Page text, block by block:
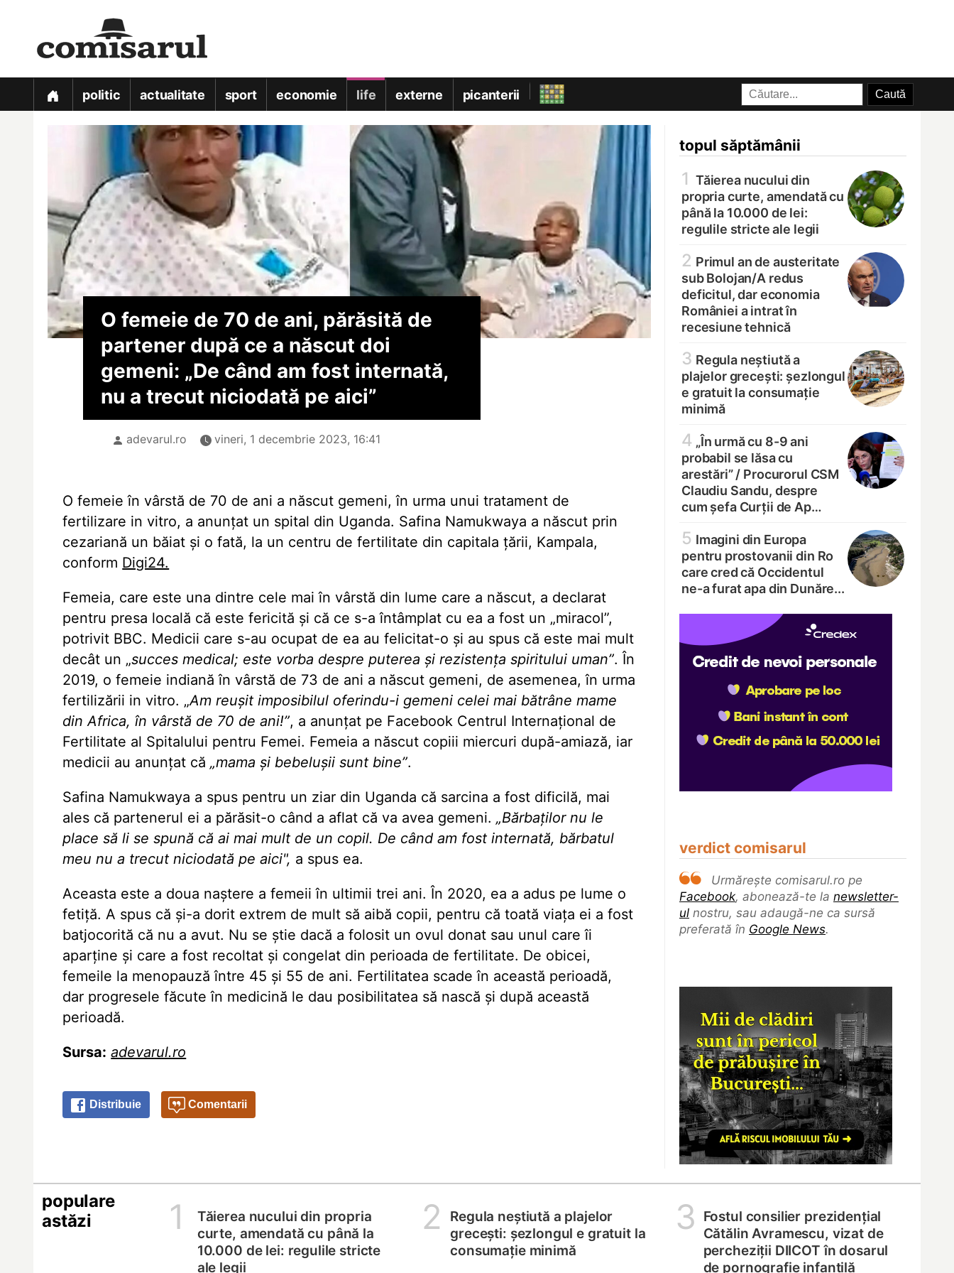
politic actualitate sport economie life externe picanterii
topul săptămânii
1 Tăierea nucului din
propria curte, amendată cu
până la 10.000 de lei:
regulile stricte ale legii
2 Primul an de austeritate
sub Bolojan/A redus
deficitul, dar economia
României a intrat în
recesiune tehnică
3 Regula neștiută a
plajelor grecești: șezlongul
e gratuit la consumație
minimă
4 „În urmă cu 8-9 ani
probabil se lăsa cu
arestări” / Procurorul CSM
Claudiu Sandu, despre
cum șefa Curții de Ap…
5 Imagini din Europa
pentru prostovanii din Ro
care cred că Occidentul
ne-a furat apa din Dunăre...
verdict comisarul
Urmărește comisarul.ro pe
Facebook, abonează-te la newsletter-
ul nostru, sau adaugă-ne ca sursă
preferată în Google News.
O femeie de 70 de ani, părăsită de
partener după ce a născut doi
gemeni: „De când am fost internată,
nu a trecut niciodată pe aici”
adevarul.ro vineri, 1 decembrie 2023, 16:41
O femeie în vârstă de 70 de ani a născut gemeni, în urma unui tratament de
fertilizare in vitro, a anunțat un spital din Uganda. Safina Namukwaya a născut prin
cezariană un băiat și o fată, la un centru de fertilitate din capitala țării, Kampala,
conform Digi24.
Femeia, care este una dintre cele mai în vârstă din lume care a născut, a declarat
pentru presa locală că este fericită și că ce s-a întâmplat cu ea a fost un „miracol”,
potrivit BBC. Medicii care s-au ocupat de ea au felicitat-o și au spus că este mai mult
decât un „succes medical; este vorba despre puterea și rezistența spiritului uman”. În
2019, o femeie indiană în vârstă de 73 de ani a născut gemeni, de asemenea, în urma
fertilizării in vitro. „Am reușit imposibilul oferindu-i gemeni celei mai bătrâne mame
din Africa, în vârstă de 70 de ani!”, a anunțat pe Facebook Centrul Internațional de
Fertilitate al Spitalului pentru Femei. Femeia a născut copiii miercuri după-amiază, iar
medicii au anunțat că„mama și bebelușii sunt bine”.
Safina Namukwaya a spus pentru un ziar din Uganda că sarcina a fost dificilă, mai
ales că partenerul ei a părăsit-o când a aflat că va avea gemeni.„Bărbaților nu le
place să li se spună că ai mai mult de un copil. De când am fost internată, bărbatul
meu nu a trecut niciodată pe aici", a spus ea.
Aceasta este a doua naștere a femeii în ultimii trei ani. În 2020, ea a adus pe lume o
fetiță. A spus că și-a dorit extrem de mult să aibă copii, pentru că toată viața ei a fost
batjocorită că nu a avut. Nu se știe dacă a folosit un ovul donat sau unul care îi
aparține și care a fost recoltat și congelat din perioada de fertilitate. De obicei,
femeile la menopauză între 45 și 55 de ani. Fertilitatea scade în această perioadă,
dar progresele făcute în medicină le dau posibilitatea să nască și după această
perioadă.
Sursa: adevarul.ro
Distribuie Comentarii
populare
astăzi
1
Tăierea nucului din propria
curte, amendată cu până la
10.000 de lei: regulile stricte
ale legii
2
Regula neștiută a plajelor
grecești: șezlongul e gratuit la
consumație minimă
3
Fostul consilier prezidențial
Cătălin Avramescu, vizat de
percheziții DIICOT în dosarul
de pornografie infantilă